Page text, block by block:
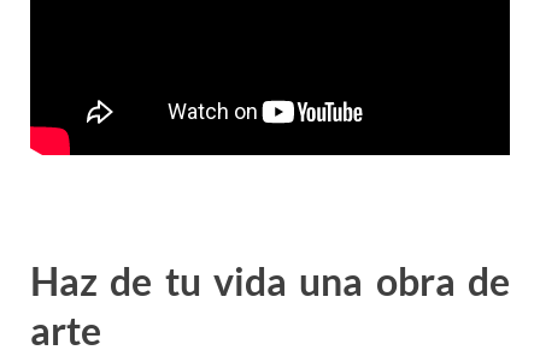
Haz de tu vida una obra de
arte